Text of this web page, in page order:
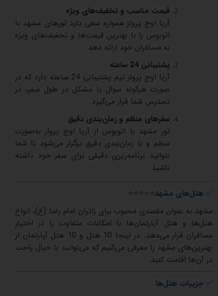
قیمت مناسب و تخفیف‌های ویژه
آریا اوج پرواز همواره سعی دارد تورهای مشهد با
اتوبوس را با بهترین قیمت‌ها و تخفیف‌های ویژه
به مسافران خود ارائه دهد.
پشتیبانی 24
ساعته
آریا اوج پرواز تیم پشتیبانی ساعته دارد که در
صورت هرگونه سوال یا مشکل در طول سفر، در
دسترس شما قرار می‌گیرد.
سفرهای منظم و زمان‌بندی دقیق
تور مشهد با اتوبوس از آریا اوج پرواز به‌صورت
منظم و با زمان‌بندی دقیق برگزار می‌شود تا شما
بتوانید برنامه‌ریزی دقیقی برای سفر خود داشته
باشید.
هتل‌های مشهد⭐⭐⭐⭐⭐
مشهد به عنوان مقصدی محبوب برای زائران امام رضا (ع)، انواع
هتل‌ها و هتل آپارتمان‌ها با امکانات متفاوت را در اختیار
مسافران قرار می‌دهد. در اینجا 10 هتل و 10 هتل آپارتمان از
بهترین‌های مشهد را معرفی می‌کنیم که می‌توانید با خیال راحت
در آن‌ها اقامت کنید.
جزییات هتل‌ها